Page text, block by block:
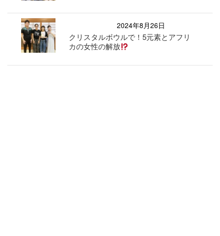
2024年8月26日
クリスタルボウルで！5元素とアフリ
カの女性の解放